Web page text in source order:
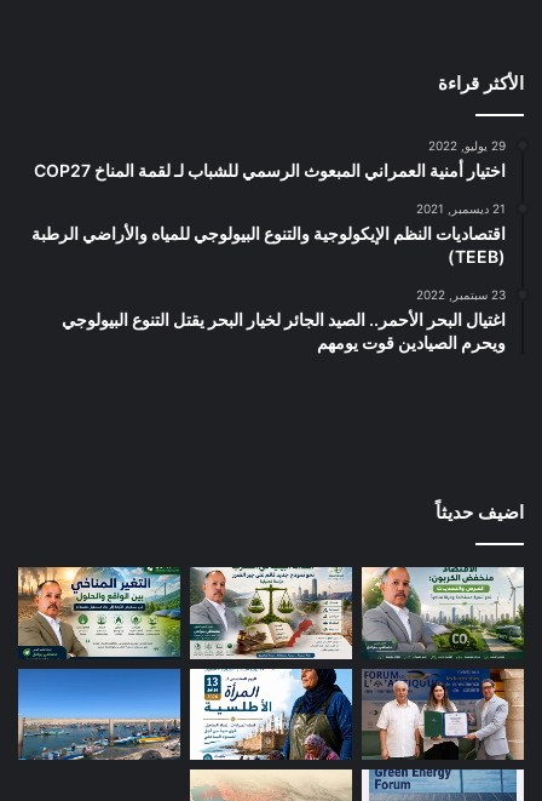
الأكثر قراءة
29 يوليو, 2022
اختيار أمنية العمراني المبعوث الرسمي للشباب لـ لقمة المناخ COP27
21 ديسمبر, 2021
اقتصاديات النظم الإيكولوجية والتنوع البيولوجي للمياه والأراضي الرطبة
(TEEB)
23 سبتمبر, 2022
اغتيال البحر الأحمر.. الصيد الجائر لخيار البحر يقتل التنوع البيولوجي
ويحرم الصيادين قوت يومهم
اضيف حديثاً